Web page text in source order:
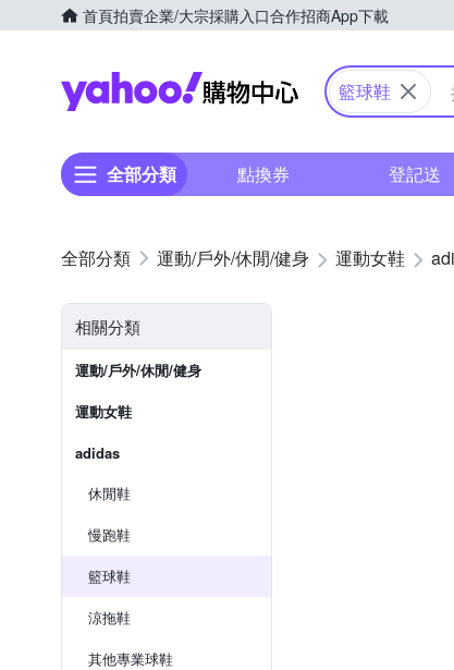
首頁拍賣企業/大宗採購入口合作招商App下載
Yahoo購物中心
籃球鞋
全部分類 點換券 登記送
運動/戶外/休閒/健身 運動女鞋
相關分類
運動/戶外/休閒/健身
運動女鞋
adidas
休閒鞋
慢跑鞋
籃球鞋
涼拖鞋
其他專業球鞋